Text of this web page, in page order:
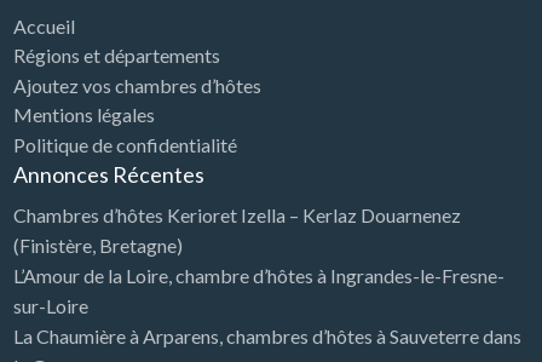
Accueil
Régions et départements
Ajoutez vos chambres d’hôtes
Mentions légales
Politique de confidentialité
Annonces Récentes
Chambres d’hôtes Kerioret Izella – Kerlaz Douarnenez
(Finistère, Bretagne)
L’Amour de la Loire, chambre d’hôtes à Ingrandes-le-Fresne-
sur-Loire
La Chaumière à Arparens, chambres d’hôtes à Sauveterre dans